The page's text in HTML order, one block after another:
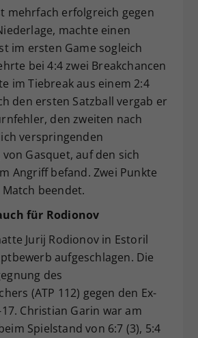
mehrfach erfolgreich gegen
machte einen
im ersten Game sogleich
bei 4:4 zwei Breakchancen
im Tiebreak aus einem 2:4
den ersten Satzball vergab er
den zweiten nach
verspringenden
Gasquet, auf den sich
Angriff befand. Zwei Punkte
beendet.
für Rodionov
Jurij Rodionov in Estoril
aufgeschlagen. Die
des
(ATP 112) gegen den Ex-
Christian Garin war am
Spielstand von 6:7 (3), 5:4